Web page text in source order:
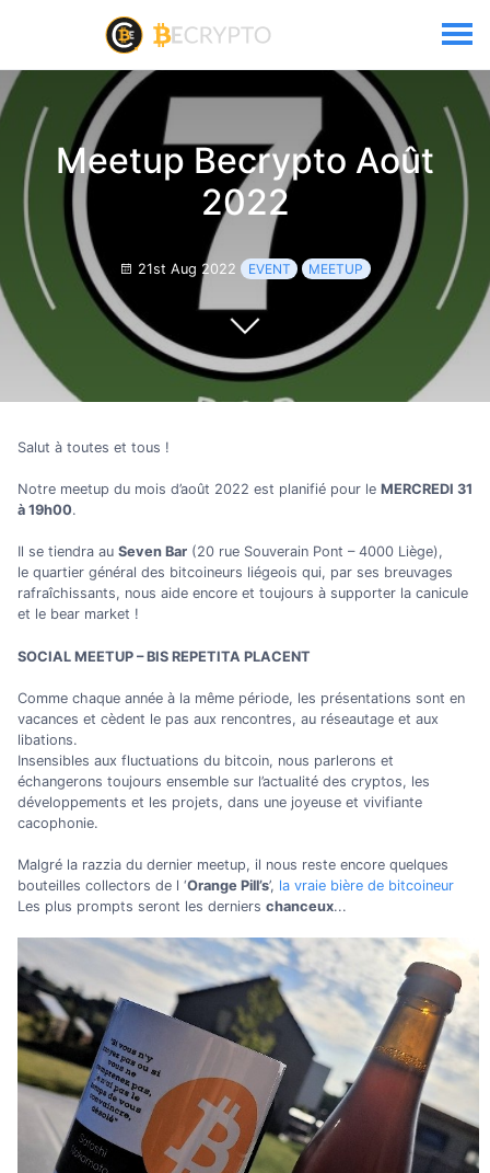
Meetup Becrypto Août
2022
21st Aug 2022 EVENT MEETUP
Salut à toutes et tous !
Notre meetup du mois d’août 2022 est planifié pour le MERCREDI 31
à 19h00.
Il se tiendra au Seven Bar (20 rue Souverain Pont – 4000 Liège),
le quartier général des bitcoineurs liégeois qui, par ses breuvages
rafraîchissants, nous aide encore et toujours à supporter la canicule
et le bear market !
SOCIAL MEETUP – BIS REPETITA PLACENT
Comme chaque année à la même période, les présentations sont en
vacances et cèdent le pas aux rencontres, au réseautage et aux
libations.
Insensibles aux fluctuations du bitcoin, nous parlerons et
échangerons toujours ensemble sur l’actualité des cryptos, les
développements et les projets, dans une joyeuse et vivifiante
cacophonie.
Malgré la razzia du dernier meetup, il nous reste encore quelques
bouteilles collectors de l ‘Orange Pill’s’, la vraie bière de bitcoineur
Les plus prompts seront les derniers chanceux...